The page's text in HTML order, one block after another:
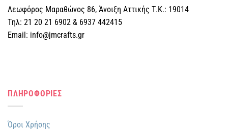
Λεωφόρος Μαραθώνος 86, Άνοιξη Αττικής Τ.Κ.: 19014
Tηλ: 21 20 21 6902 & 6937 442415
Email: info@jmcrafts.gr
ΠΛΗΡΟΦΟΡΙΕΣ
Όροι Χρήσης